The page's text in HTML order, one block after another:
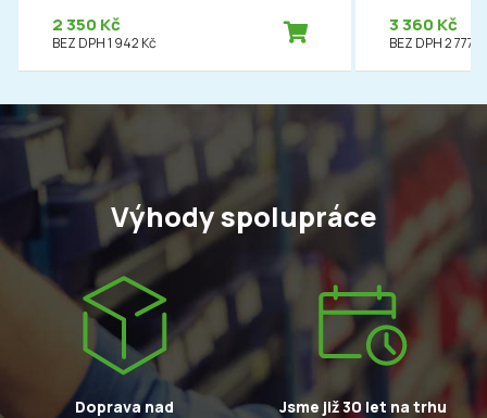
2 350 Kč
BEZ DPH 1 942 Kč
3 360 Kč
BEZ DPH 2 777
Výhody spolupráce
Doprava nad
Jsme již 30 let na trhu